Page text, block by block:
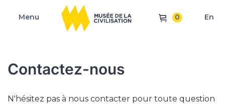
Menu 0 En
Contactez-nous
N'hésitez pas à nous contacter pour toute question